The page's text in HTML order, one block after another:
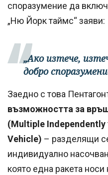
споразумение да
„Ню Йорк таймс“ заяви:
„Ако изтече,
добро
Заедно с това
възможността за
(Multiple
Vehicle) – разделящи
индивидуално
която една ракета